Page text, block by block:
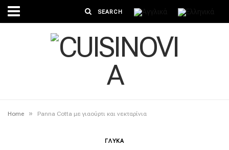
Home » Panna Cotta με γιαούρτι και νεκταρίνια
ΓΛΥΚΑ